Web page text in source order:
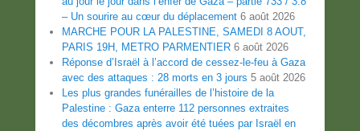
– Un sourire au cœur du déplacement 6 août 2026
MARCHE POUR LA PALESTINE, SAMEDI 8 AOUT,
PARIS 19H, METRO PARMENTIER 6 août 2026
Réponse d’Israël à l’accord de cessez-le-feu à Gaza
avec des attaques : 28 morts en 3 jours 5 août 2026
Les plus grandes funérailles de l’histoire de la
Palestine : Gaza enterre 112 personnes extraites
des décombres après avoir été tuées par Israël en